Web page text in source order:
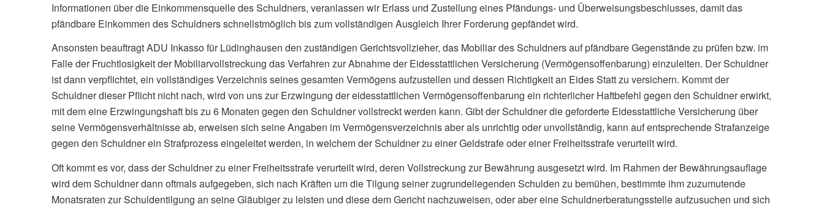
Informationen über die Einkommensquelle des Schuldners, veranlassen wir Erlass und Zustellung eines Pfändungs- und Überweisungsbeschlusses, damit das
pfändbare Einkommen des Schuldners schnellstmöglich bis zum vollständigen Ausgleich Ihrer Forderung gepfändet wird.
Ansonsten beauftragt ADU Inkasso für Lüdinghausen den zuständigen Gerichtsvollzieher, das Mobiliar des Schuldners auf pfändbare Gegenstände zu prüfen bzw. im
Falle der Fruchtlosigkeit der Mobiliarvollstreckung das Verfahren zur Abnahme der Eidesstattlichen Versicherung (Vermögensoffenbarung) einzuleiten. Der Schuldner
ist dann verpflichtet, ein vollständiges Verzeichnis seines gesamten Vermögens aufzustellen und dessen Richtigkeit an Eides Statt zu versichern. Kommt der
Schuldner dieser Pflicht nicht nach, wird von uns zur Erzwingung der eidesstattlichen Vermögensoffenbarung ein richterlicher Haftbefehl gegen den Schuldner erwirkt,
mit dem eine Erzwingungshaft bis zu 6 Monaten gegen den Schuldner vollstreckt werden kann. Gibt der Schuldner die geforderte Eidesstattliche Versicherung über
seine Vermögensverhältnisse ab, erweisen sich seine Angaben im Vermögensverzeichnis aber als unrichtig oder unvollständig, kann auf entsprechende Strafanzeige
gegen den Schuldner ein Strafprozess eingeleitet werden, in welchem der Schuldner zu einer Geldstrafe oder einer Freiheitsstrafe verurteilt wird.
Oft kommt es vor, dass der Schuldner zu einer Freiheitsstrafe verurteilt wird, deren Vollstreckung zur Bewährung ausgesetzt wird. Im Rahmen der Bewährungsauflage
wird dem Schuldner dann oftmals aufgegeben, sich nach Kräften um die Tilgung seiner zugrundeliegenden Schulden zu bemühen, bestimmte ihm zuzumutende
Monatsraten zur Schuldentilgung an seine Gläubiger zu leisten und diese dem Gericht nachzuweisen, oder aber eine Schuldnerberatungsstelle aufzusuchen und sich